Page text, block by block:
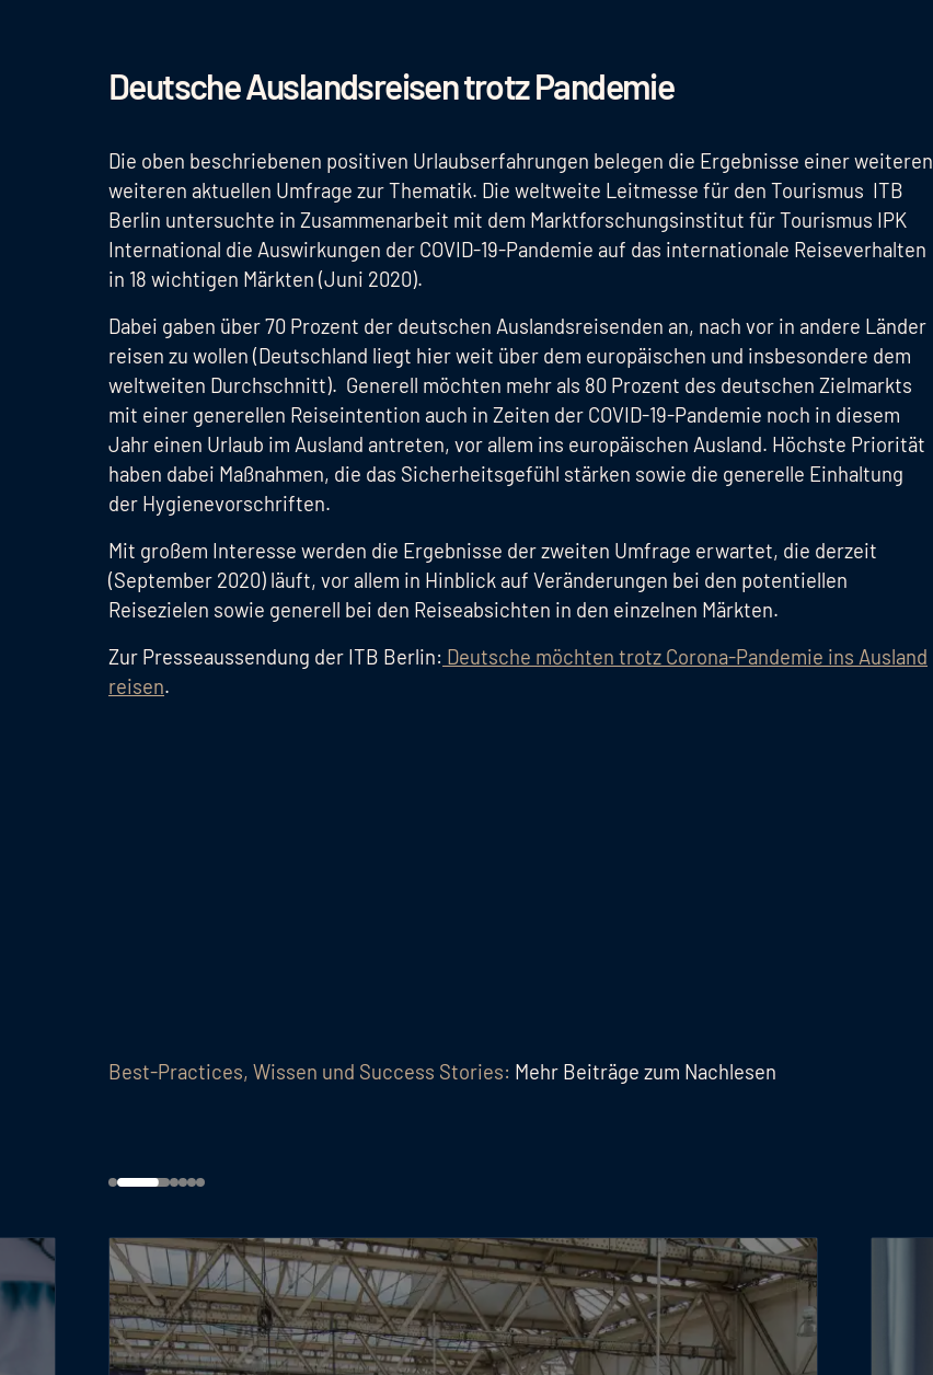
Deutsche Auslandsreisen trotz Pandemie
Die oben beschriebenen positiven Urlaubserfahrungen belegen die Ergebnisse einer weiteren
weiteren aktuellen Umfrage zur Thematik. Die weltweite Leitmesse für den Tourismus ITB
Berlin untersuchte in Zusammenarbeit mit dem Marktforschungsinstitut für Tourismus IPK
International die Auswirkungen der COVID-19-Pandemie auf das internationale Reiseverhalten
in 18 wichtigen Märkten (Juni 2020).
Dabei gaben über 70 Prozent der deutschen Auslandsreisenden an, nach vor in andere Länder
reisen zu wollen (Deutschland liegt hier weit über dem europäischen und insbesondere dem
weltweiten Durchschnitt). Generell möchten mehr als 80 Prozent des deutschen Zielmarkts
mit einer generellen Reiseintention auch in Zeiten der COVID-19-Pandemie noch in diesem
Jahr einen Urlaub im Ausland antreten, vor allem ins europäischen Ausland. Höchste Priorität
haben dabei Maßnahmen, die das Sicherheitsgefühl stärken sowie die generelle Einhaltung
der Hygienevorschriften.
Mit großem Interesse werden die Ergebnisse der zweiten Umfrage erwartet, die derzeit
(September 2020) läuft, vor allem in Hinblick auf Veränderungen bei den potentiellen
Reisezielen sowie generell bei den Reiseabsichten in den einzelnen Märkten.
Zur Presseaussendung der ITB Berlin: Deutsche möchten trotz Corona-Pandemie ins Ausland
reisen.
Best-Practices, Wissen und Success Stories: Mehr Beiträge zum Nachlesen